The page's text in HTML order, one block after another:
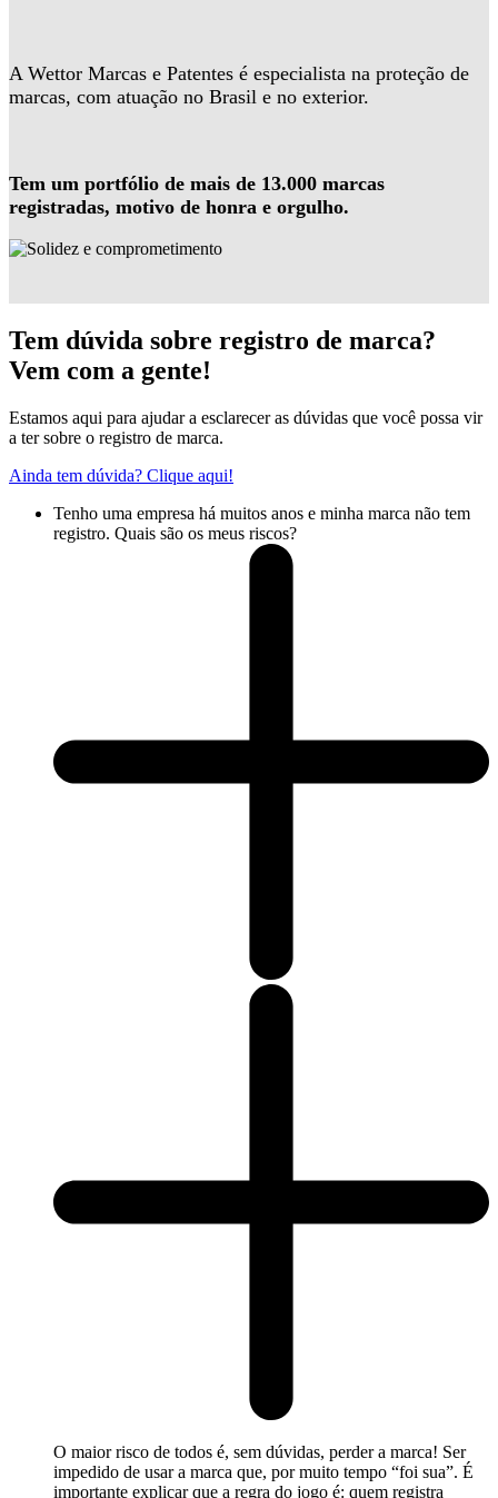
A Wettor Marcas e Patentes é especialista na proteção de
marcas, com atuação no Brasil e no exterior.
Tem um portfólio de mais de 13.000 marcas
registradas, motivo de honra e orgulho.
Tem dúvida sobre registro de marca?
Vem com a gente!
Estamos aqui para ajudar a esclarecer as dúvidas que você possa vir
a ter sobre o registro de marca.
Ainda tem dúvida? Clique aqui!
Tenho uma empresa há muitos anos e minha marca não tem
registro. Quais são os meus riscos?
O maior risco de todos é, sem dúvidas, perder a marca! Ser
impedido de usar a marca que, por muito tempo “foi sua”. É
importante explicar que a regra do jogo é: quem registra